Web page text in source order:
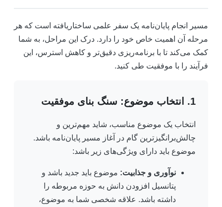
مسیر انجام پایان‌نامه یک سفر علمی ساختاریافته است که هر
مرحله آن اهمیت خاص خود را دارد. درک این مراحل، به شما
کمک می‌کند تا با برنامه‌ریزی دقیق‌تر و کاهش استرس، این
فرآیند را با موفقیت طی کنید.
1. انتخاب موضوع: سنگ بنای موفقیت
انتخاب یک موضوع مناسب، شاید مهم‌ترین و
چالش‌برانگیزترین گام در آغاز مسیر پایان‌نامه باشد.
موضوع باید دارای ویژگی‌های زیر باشد:
نوآوری و جذابیت: موضوع باید جدید باشد و
پتانسیل افزودن دانش به حوزه مربوطه را
داشته باشد. علاقه شخصی شما به موضوع،